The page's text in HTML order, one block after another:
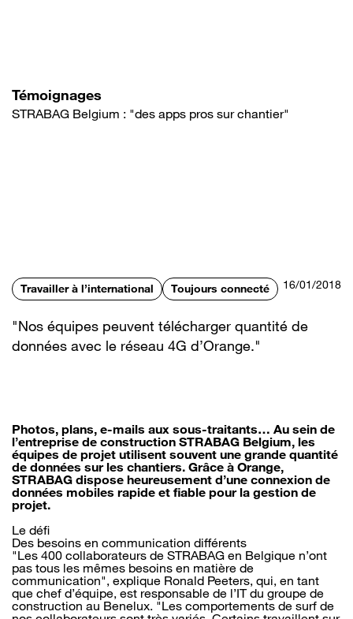
Témoignages
STRABAG Belgium : "des apps pros sur chantier"
Travailler à l’international Toujours connecté 16/01/2018
"Nos équipes peuvent télécharger quantité de
données avec le réseau 4G d’Orange."
Photos, plans, e-mails aux sous-traitants… Au sein de
l’entreprise de construction STRABAG Belgium, les
équipes de projet utilisent souvent une grande quantité
de données sur les chantiers. Grâce à Orange,
STRABAG dispose heureusement d’une connexion de
données mobiles rapide et fiable pour la gestion de
projet.
Le défi
Des besoins en communication différents
"Les 400 collaborateurs de STRABAG en Belgique n’ont
pas tous les mêmes besoins en matière de
communication", explique Ronald Peeters, qui, en tant
que chef d’équipe, est responsable de l’IT du groupe de
construction au Benelux. "Les comportements de surf de